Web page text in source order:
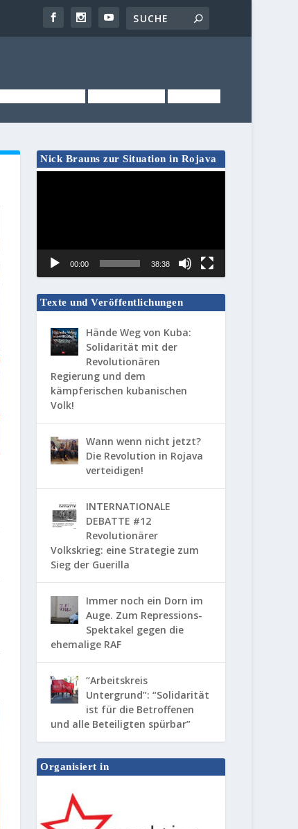
Nick Brauns zur Situation in Rojava
00:00 38:38
Texte und Veröffentlichungen
Hände Weg von Kuba:
Solidarität mit der
Revolutionären
Regierung und dem
kämpferischen kubanischen
Volk!
Wann wenn nicht jetzt?
Die Revolution in Rojava
verteidigen!
INTERNATIONALE
DEBATTE #12
Revolutionärer
Volkskrieg: eine Strategie zum
Sieg der Guerilla
Immer noch ein Dorn im
Auge. Zum Repressions-
Spektakel gegen die
ehemalige RAF
“Arbeitskreis
Untergrund”: “Solidarität
ist für die Betroffenen
und alle Beteiligten spürbar”
Organisiert in